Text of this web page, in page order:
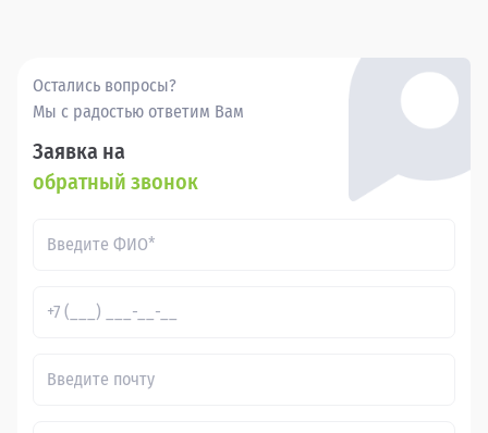
Остались вопросы?
Мы с радостью ответим Вам
Заявка на
обратный звонок